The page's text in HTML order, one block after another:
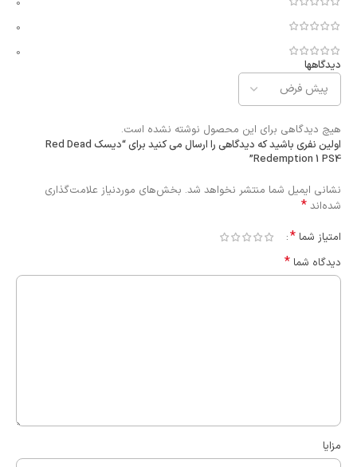
0
0
0
دیدگاهها
هیچ دیدگاهی برای این محصول نوشته نشده است.
اولین نفری باشید که دیدگاهی را ارسال می کنید برای “دیسک Red Dead
Redemption 1 PS4”
نشانی ایمیل شما منتشر نخواهد شد. بخش‌های موردنیاز علامت‌گذاری
شده‌اند *
امتیاز شما *
دیدگاه شما *
مزایا